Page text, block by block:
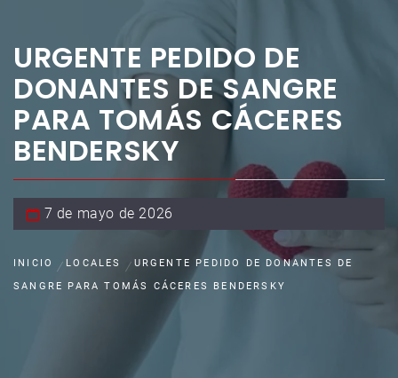
URGENTE PEDIDO DE
DONANTES DE SANGRE
PARA TOMÁS CÁCERES
BENDERSKY
7 de mayo de 2026
INICIO LOCALES
URGENTE PEDIDO DE DONANTES DE
SANGRE PARA TOMÁS CÁCERES BENDERSKY